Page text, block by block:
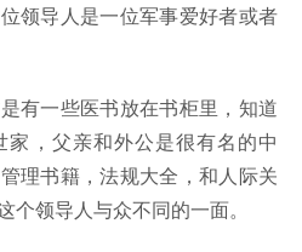
领导人是一位军事爱好者或者
有一些医书放在书柜里，知道
，父亲和外公是很有名的中
理书籍，法规大全，和人际关
领导人与众不同的一面。